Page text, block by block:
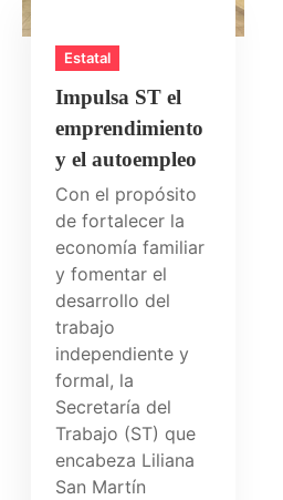
Estatal
Impulsa ST el
emprendimiento
y el autoempleo
Con el propósito
de fortalecer la
economía familiar
y fomentar el
desarrollo del
trabajo
independiente y
formal, la
Secretaría del
Trabajo (ST) que
encabeza Liliana
San Martín